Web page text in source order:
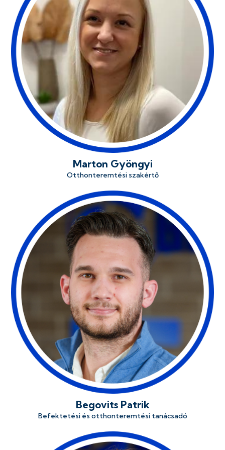
Marton Gyöngyi
Otthonteremtési szakértő
Begovits Patrik
Befektetési és otthonteremtési tanácsadó